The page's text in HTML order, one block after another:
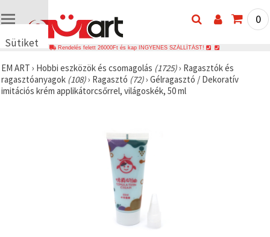
Sütiket
🍪 Cookie-
kat és
hasonló
0
Rendelés felett 26000Ft és kap INGYENES SZÁLLÍTÁST!
EM ART › Hobbi eszközök és csomagolás (1725)› Ragasztók és
ragasztóanyagok (108)› Ragasztó (72)› Gélragasztó / Dekoratív
imitációs krém applikátorcsőrrel, világoskék, 50 ml